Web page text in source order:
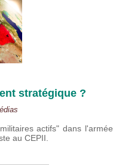
stratégique ?
actifs" dans l'armée
au CEPII.